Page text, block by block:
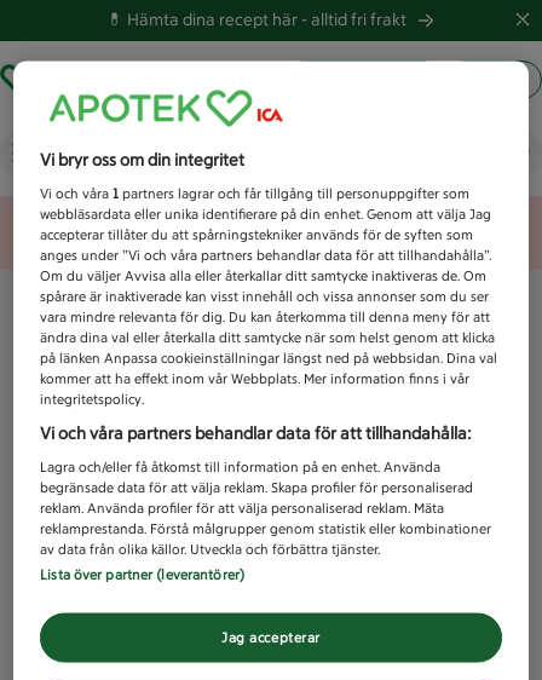
💊 Hämta dina recept här -alltid fri frakt
Vad letar du efter idag?
Unknown error
Vi bryr oss om din integritet
Vi och våra1 partners lagrar och får tillgång till personuppgifter som
webbläsardata eller unika identifierare på din enhet. Genom att välja Jag
accepterar tillåter du att spårningstekniker används för de syften som
anges under ”Vi och våra partners behandlar data för att tillhandahålla”.
Om du väljer Avvisa alla eller återkallar ditt samtycke inaktiveras de. Om
spårare är inaktiverade kan visst innehåll och vissa annonser som du ser
vara mindre relevanta för dig. Du kan återkomma till denna meny för att
ändra dina val eller återkalla ditt samtycke när som helst genom att klicka
på länken Anpassa cookieinställningar längst ned på webbsidan. Dina val
kommer att ha effekt inom vår Webbplats. Mer information finns i vår
integritetspolicy.
Vi och våra partners behandlar data för att tillhandahålla:
Lagra och/eller få åtkomst till information på en enhet. Använda
begränsade data för att välja reklam. Skapa profiler för personaliserad
reklam. Använda profiler för att välja personaliserad reklam. Mäta
reklamprestanda. Förstå målgrupper genom statistik eller kombinationer
av data från olika källor. Utveckla och förbättra tjänster.
Lista över partner (leverantörer)
Jag accepterar